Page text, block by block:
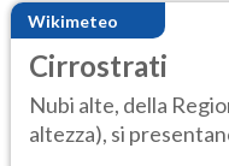
Wikimeteo
Cirrostrati
Nubi alte, della
altezza), si